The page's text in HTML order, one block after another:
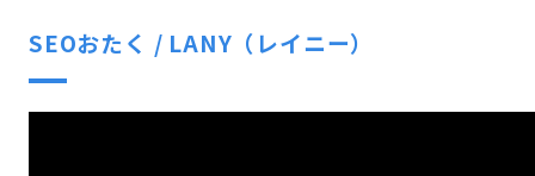
SEOおたく / LANY（レイニー）